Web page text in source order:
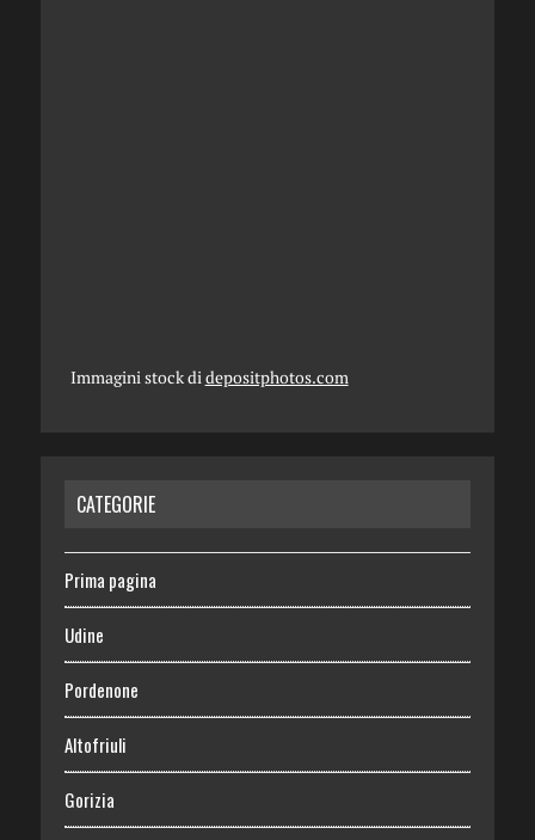
Immagini stock di depositphotos.com
CATEGORIE
Prima pagina
Udine
Pordenone
Altofriuli
Gorizia